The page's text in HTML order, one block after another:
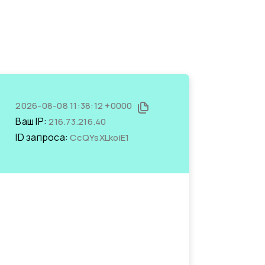
2026-08-08 11:38:12 +0000
Ваш IP:216.73.216.40
ID запроса:CcQYsXLkoiE1